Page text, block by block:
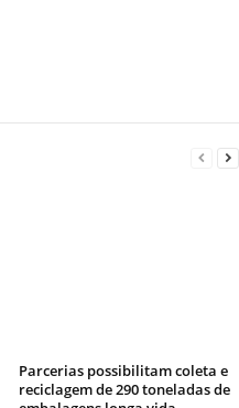
Parcerias possibilitam coleta e
reciclagem de 290 toneladas de